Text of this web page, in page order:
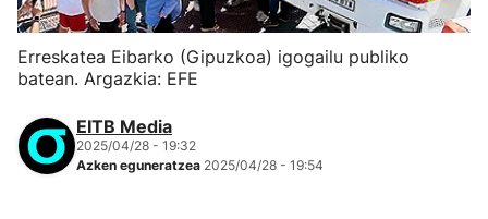
Erreskatea Eibarko (Gipuzkoa) igogailu publiko
batean. Argazkia: EFE
EITB Media
2025/04/28 - 19:32
Azken eguneratzea 2025/04/28 - 19:54